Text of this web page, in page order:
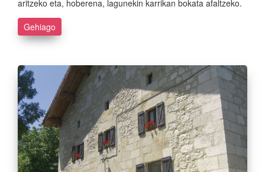
aritzeko eta, hoberena, lagunekin karrikan bokata afaltzeko.
Gehiago